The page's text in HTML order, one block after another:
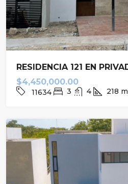
RESIDENCIA 121 EN
$4,450,000.00
11634 3 4 218